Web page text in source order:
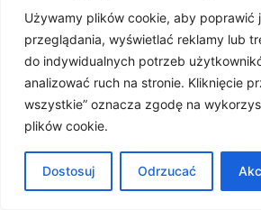
Używamy plików cookie, aby poprawić
przeglądania, wyświetlać reklamy lub
do indywidualnych potrzeb
analizować ruch na stronie. Kliknięcie
wszystkie” oznacza zgodę na
plików cookie.
Dostosuj Odrzucać
pasować będą zarówno tradycyjne
jak twaróg z cukrem i śmietaną,
nowoczesne propozycje. Możemy
sezonowymi owocami, domowym
śmietaną, syropem klonowym, a
farszami, jak szpinak z fetą czy
również będzie doskonałym